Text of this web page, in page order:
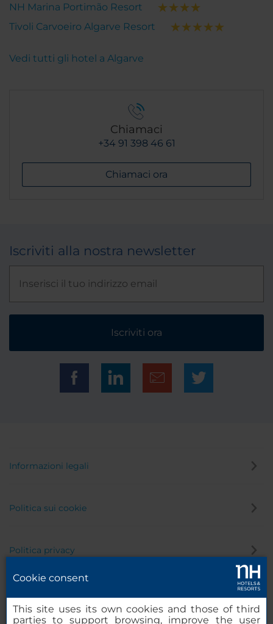
NH Marina Portimão Resort
Tivoli Carvoeiro Algarve Resort
Vedi tutti gli hotel a Algarve
Chiamaci
+34 91 398 46 61
Chiamaci ora
Iscriviti alla nostra newsletter
Iscriviti ora
Informazioni legali
Politica sui cookie
Politica privacy
Cookie consent
This site uses its own cookies and those of third
parties to support browsing, improve the user